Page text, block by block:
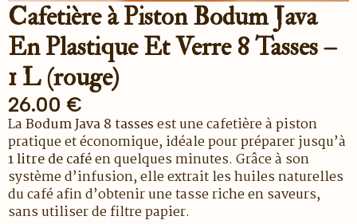
Cafetière à Piston Bodum Java
En Plastique Et Verre 8 Tasses –
1 L (rouge)
26.00 €
LaBodum Java 8 tassesest une cafetière à piston
pratique et économique, idéale pour préparer jusqu’à
1 litre de caféen quelques minutes. Grâce à son
système d’infusion, elle extrait les huiles naturelles
du café afin d’obtenir une tasse riche en saveurs,
sans utiliser de filtre papier.